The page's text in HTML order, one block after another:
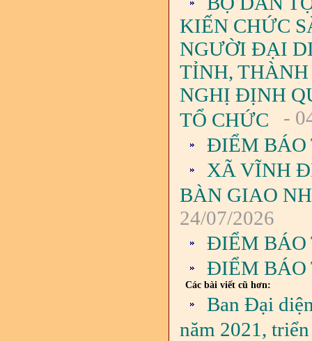
KIẾN CHỨC
NGƯỜI ĐẠI
TỈNH,
NGHỊ ĐỊNH
TỔ CHỨC
-
ĐIỂM BÁO
XÃ VĨNH
BÀN GIAO
24/07/2026
ĐIỂM BÁO
ĐIỂM BÁO
Các bài viết cũ hơn:
Ban Đại
năm 2021,